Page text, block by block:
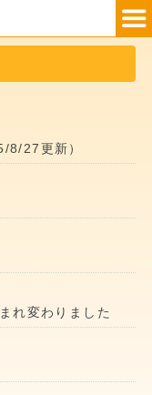
8/27更新）
れ変わりました